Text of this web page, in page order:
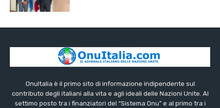
OnuItalia è il primo sito di informazione indipendente sul
contributo degli italiani alla vita e agli ideali delle Nazioni Unite. Al
settimo posto tra i finanziatori del “Sistema Onu” e al primo tra i